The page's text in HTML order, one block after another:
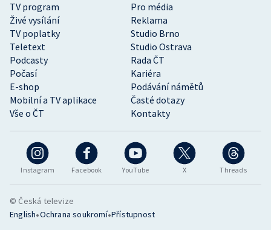
Instagram Facebook YouTube X Threads
TV program
Pro média
Živé vysílání
Reklama
TV poplatky
Studio Brno
Teletext
Studio Ostrava
Podcasty
Rada ČT
Počasí
Kariéra
E-shop
Podávání námětů
Mobilní a TV aplikace
Časté dotazy
Vše o ČT
Kontakty
© Česká televize
English•Ochrana soukromí•Přístupnost